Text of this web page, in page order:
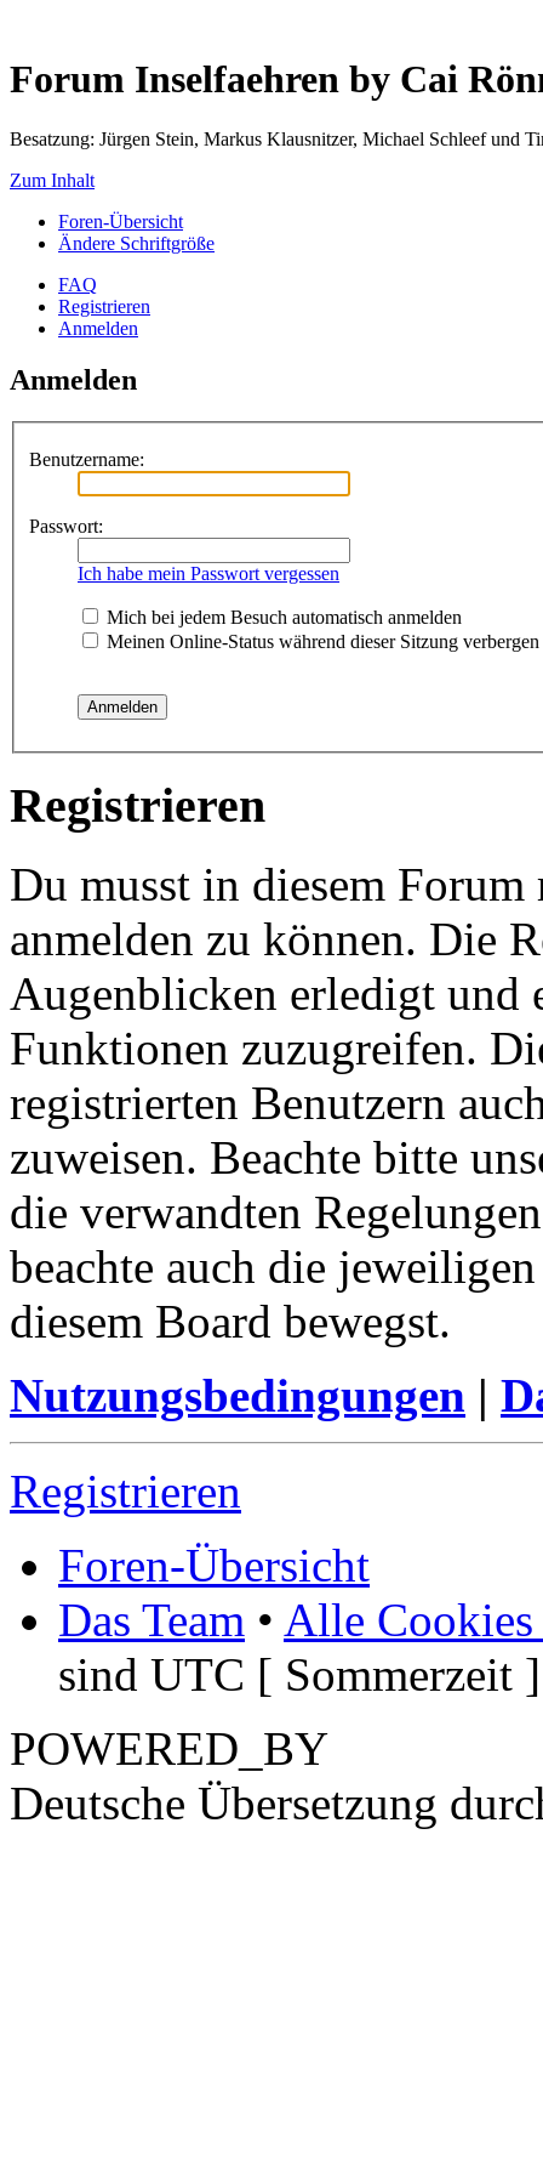
Forum Inselfaehren by Cai
Besatzung: Jürgen Stein, Markus Klausnitzer, Michael Schleef und
Zum Inhalt
Foren-Übersicht
Ändere Schriftgröße
FAQ
Registrieren
Anmelden
Anmelden
Benutzername:
Passwort:
Ich habe mein Passwort vergessen
Mich bei jedem Besuch automatisch anmelden
Meinen Online-Status während dieser Sitzung verbergen
Registrieren
Du musst in diesem
anmelden zu können. Die
Augenblicken erledigt und
Funktionen zuzugreifen.
registrierten Benutzern
zuweisen. Beachte bitte
die verwandten
beachte auch die
diesem Board bewegst.
Nutzungsbedingungen |
Registrieren
Foren-Übersicht
Das Team • Alle Cookies
sind UTC [ Sommerzeit ]
POWERED_BY
Deutsche Übersetzung